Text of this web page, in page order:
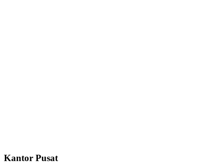
Kantor Pusat